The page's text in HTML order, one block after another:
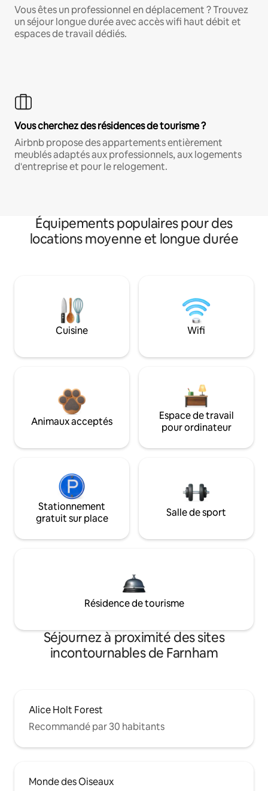
Vous êtes un professionnel en déplacement ? Trouvez
un séjour longue durée avec accès wifi haut débit et
espaces de travail dédiés.
Vous cherchez des résidences de tourisme ?
Airbnb propose des appartements entièrement
meublés adaptés aux professionnels, aux logements
d'entreprise et pour le relogement.
Équipements populaires pour des
locations moyenne et longue durée
Cuisine Wifi
Animaux acceptés
Espace de travail
pour ordinateur
Stationnement
gratuit sur place
Salle de sport
Résidence de tourisme
Séjournez à proximité des sites
incontournables de Farnham
Alice Holt Forest
Recommandé par 30 habitants
Monde des Oiseaux